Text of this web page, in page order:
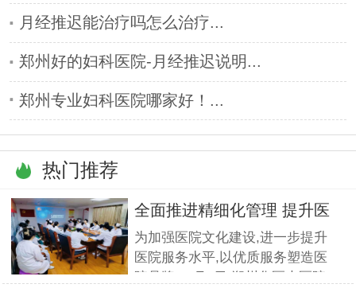
月经推迟能治疗吗怎么治疗...
郑州好的妇科医院-月经推迟说明...
郑州专业妇科医院哪家好！...
热门推荐
全面推进精细化管理 提升医
疗服
为加强医院文化建设,进一步提升
医院服务水平,以优质服务塑造医
院品牌,11月5日,郑州华医大医院